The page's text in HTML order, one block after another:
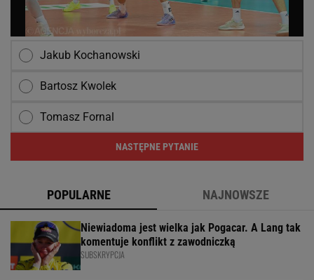
Jakub Kochanowski
Bartosz Kwolek
Tomasz Fornal
NASTĘPNE PYTANIE
POPULARNE NAJNOWSZE
Niewiadoma jest wielka jak Pogacar. A Lang tak
komentuje konflikt z zawodniczką
SUBSKRYPCJA